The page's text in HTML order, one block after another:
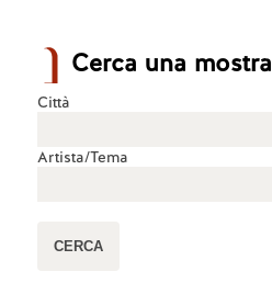
Cerca una mostra
Città
Artista/Tema